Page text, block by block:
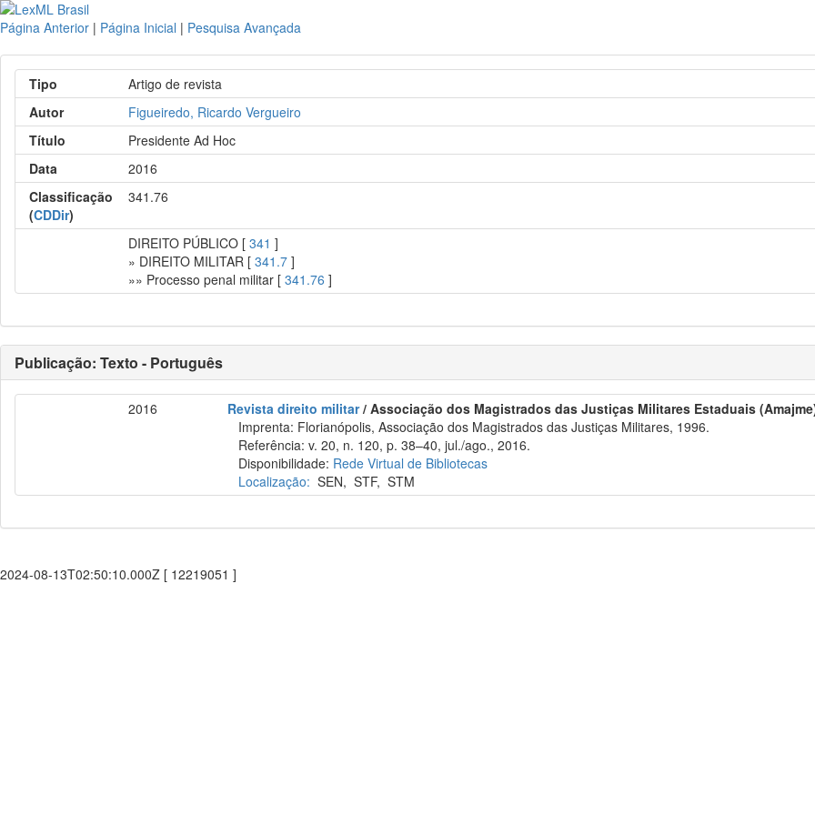
Página Anterior | Página Inicial | Pesquisa Avançada
Tipo
Artigo de revista
Autor
Figueiredo, Ricardo Vergueiro
Título
Presidente Ad Hoc
Data
2016
Classificação
(CDDir)
341.76
DIREITO PÚBLICO [341 ]
» DIREITO MILITAR [341.7 ]
»» Processo penal militar [341.76 ]
Publicação: Texto - Português
2016 Revista direito militar/ Associação dos Magistrados das Justiças Militares Estaduais
Imprenta: Florianópolis, Associação dos Magistrados das Justiças Militares, 1996.
Referência: v. 20, n. 120, p. 38–40, jul./ago., 2016.
Disponibilidade: Rede Virtual de Bibliotecas
Localização: SEN,STF,STM
2024-08-13T02:50:10.000Z [ 12219051 ]